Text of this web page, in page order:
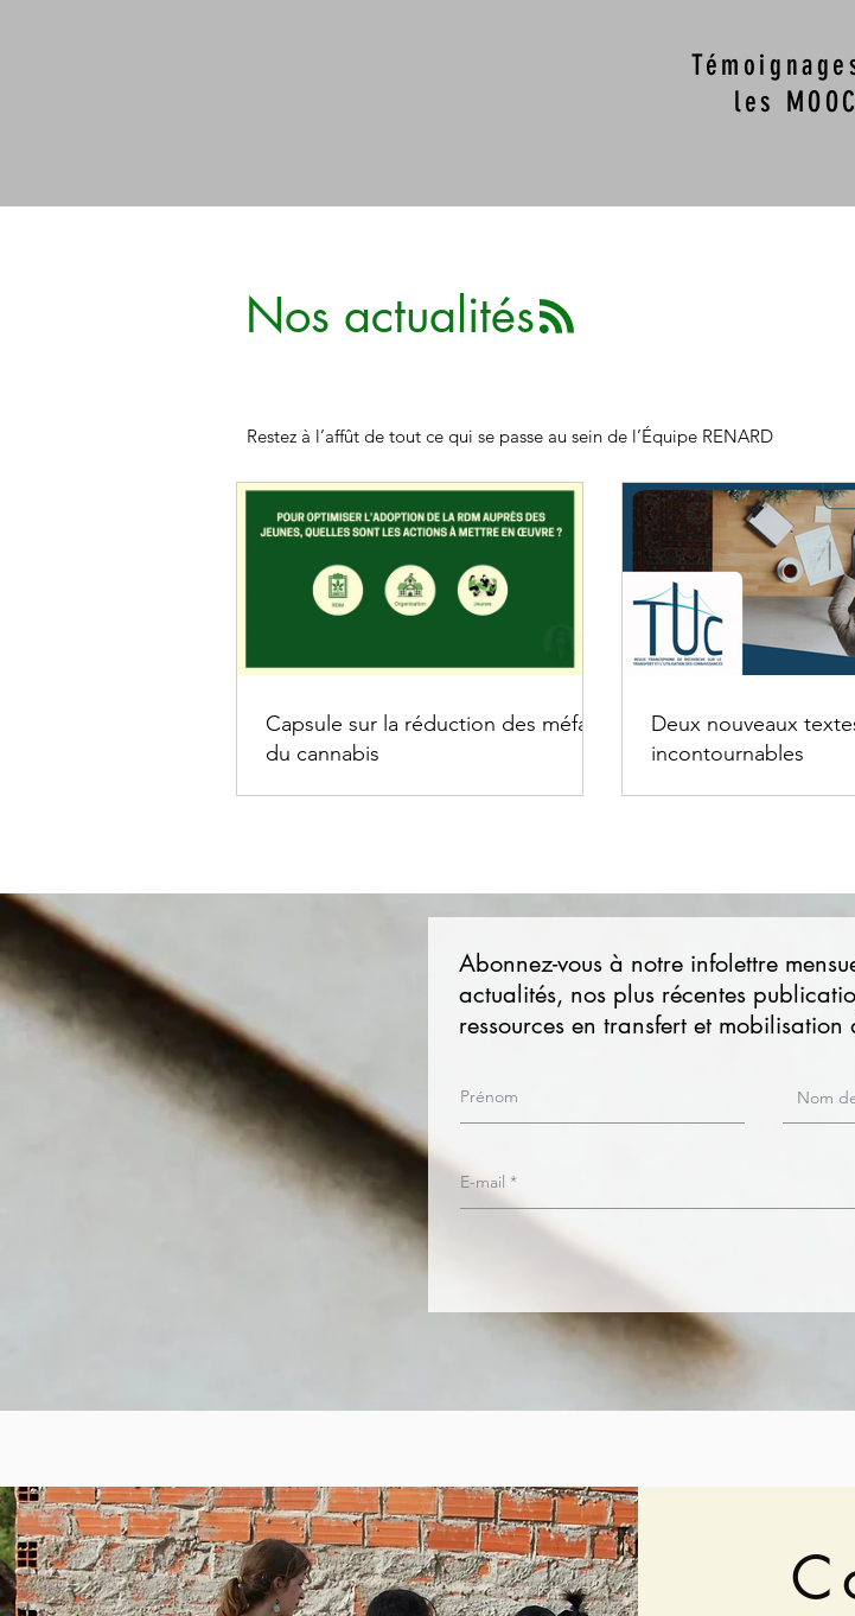
les
Nos actualités
Restez à l’affût de tout ce qui se passe au sein de l’Équipe RENARD
Capsule sur la réduction des méfaits
du cannabis
Deux nouveaux
incontournables
Abonnez-vous à notre infolettre
actualités, nos plus récentes
ressources en transfert et mobilisation